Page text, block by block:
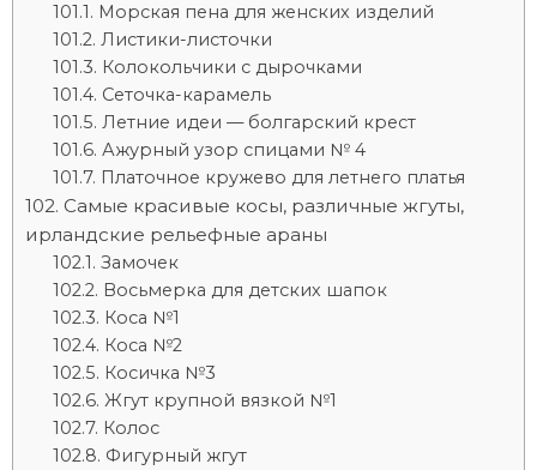
Морская пена для женских изделий
Листики-листочки
Колокольчики с дырочками
Сеточка-карамель
Летние идеи — болгарский крест
Ажурный узор спицами № 4
Платочное кружево для летнего платья
Самые красивые косы, различные жгуты,
ирландские рельефные араны
Замочек
Восьмерка для детских шапок
Коса №1
Коса №2
Косичка №3
Жгут крупной вязкой №1
Колос
Фигурный жгут